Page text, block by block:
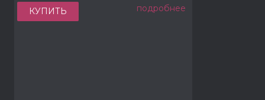
КУПИТЬ подробнее